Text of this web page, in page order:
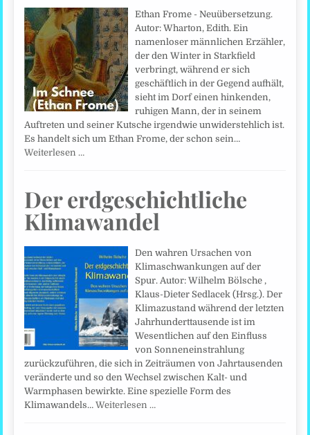
Ethan Frome - Neuübersetzung.
Autor: Wharton, Edith. Ein
namenloser männlichen Erzähler,
der den Winter in Starkfield
verbringt, während er sich
geschäftlich in der Gegend aufhält,
sieht im Dorf einen hinkenden,
ruhigen Mann, der in seinem
Auftreten und seiner Kutsche irgendwie unwiderstehlich ist.
Es handelt sich um Ethan Frome, der schon sein…
Weiterlesen …
Der erdgeschichtliche
Klimawandel
Den wahren Ursachen von
Klimaschwankungen auf der
Spur. Autor: Wilhelm Bölsche ,
Klaus-Dieter Sedlacek (Hrsg.). Der
Klimazustand während der letzten
Jahrhunderttausende ist im
Wesentlichen auf den Einfluss
von Sonneneinstrahlung
zurückzuführen, die sich in Zeiträumen von Jahrtausenden
veränderte und so den Wechsel zwischen Kalt- und
Warmphasen bewirkte. Eine spezielle Form des
Klimawandels…Weiterlesen …